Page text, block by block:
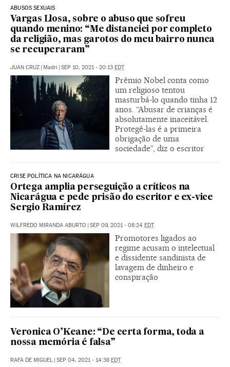
ABUSOS SEXUAIS
Vargas Llosa, sobre o abuso que sofreu
quando menino: “Me distanciei por completo
da religião, mas garotos do meu bairro nunca
se recuperaram”
JUAN CRUZ | Madri | SEP 10, 2021 - 20:13 EDT
Prêmio Nobel conta como
um religioso tentou
masturbá-lo quando tinha 12
anos. “Abusar de crianças é
absolutamente inaceitável.
Protegê-las é a primeira
obrigação de uma
sociedade”, diz o escritor
CRISE POLÍTICA NA NICARÁGUA
Ortega amplia perseguição a críticos na
Nicarágua e pede prisão do escritor e ex-vice
Sergio Ramírez
WILFREDO MIRANDA ABURTO | SEP 09, 2021 - 08:24 EDT
Promotores ligados ao
regime acusam o intelectual
e dissidente sandinista de
lavagem de dinheiro e
conspiração
Veronica O’Keane: “De certa forma, toda a
nossa memória é falsa”
RAFA DE MIGUEL | SEP 04, 2021 - 14:38 EDT